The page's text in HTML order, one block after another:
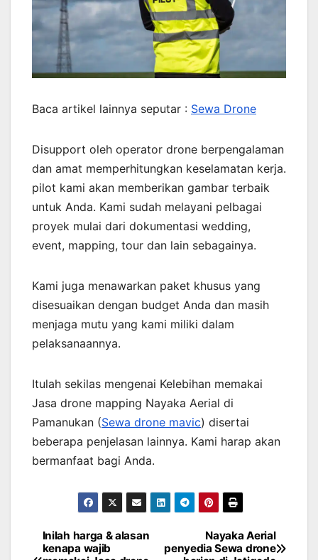
Baca artikel lainnya seputar : Sewa Drone
Disupport oleh operator drone berpengalaman
dan amat memperhitungkan keselamatan kerja.
pilot kami akan memberikan gambar terbaik
untuk Anda. Kami sudah melayani pelbagai
proyek mulai dari dokumentasi wedding,
event, mapping, tour dan lain sebagainya.
Kami juga menawarkan paket khusus yang
disesuaikan dengan budget Anda dan masih
menjaga mutu yang kami miliki dalam
pelaksanaannya.
Itulah sekilas mengenai Kelebihan memakai
Jasa drone mapping Nayaka Aerial di
Pamanukan (Sewa drone mavic) disertai
beberapa penjelasan lainnya. Kami harap akan
bermanfaat bagi Anda.
Post
Nayaka Aerial
penyedia Sewa drone
Inilah harga & alasan
kenapa wajib